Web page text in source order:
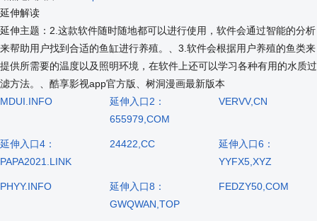
延伸解读
延伸主题：2.这款软件随时随地都可以进行使用，软件会通过智能的分析
来帮助用户找到合适的鱼缸进行养殖。、3.软件会根据用户养殖的鱼类来
提供所需要的温度以及照明环境，在软件上还可以学习各种有用的水质过
滤方法。、酷享影视app官方版、树洞漫画最新版本
MDUI.INFO
延伸入口2：
655979,COM
VERVV,CN
延伸入口4：
PAPA2021.LINK
24422,CC
延伸入口6：
YYFX5,XYZ
PHYY.INFO
延伸入口8：
GWQWAN,TOP
FEDZY50,COM